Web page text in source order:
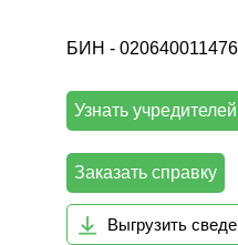
БИН - 020640011476
Узнать учредителей
Заказать справку
Выгрузить